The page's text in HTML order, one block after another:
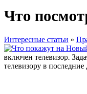
Что
Интересные статьи »
включен телевизор.
телевизору в